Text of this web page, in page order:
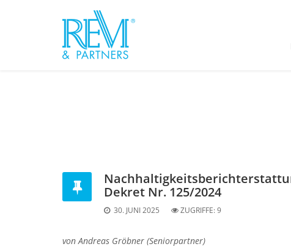
Dekret Nr. 125/2024
30. JUNI 2025 ZUGRIFFE:9
von Andreas Gröbner (Seniorpartner)